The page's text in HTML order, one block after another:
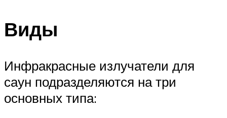
Виды
Инфракрасные излучатели для
саун подразделяются на три
основных типа: